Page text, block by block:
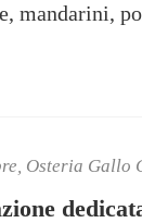
mandarini,
Osteria Gallo